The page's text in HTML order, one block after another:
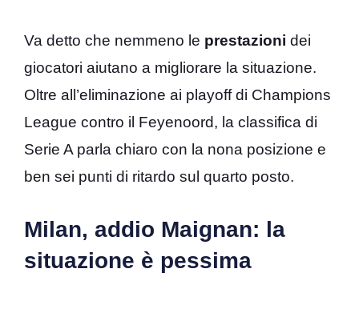
Va detto che nemmeno le prestazioni dei
giocatori aiutano a migliorare la situazione.
Oltre all’eliminazione ai playoff di Champions
League contro il Feyenoord, la classifica di
Serie A parla chiaro con la nona posizione e
ben sei punti di ritardo sul quarto posto.
Milan, addio Maignan: la
situazione è pessima